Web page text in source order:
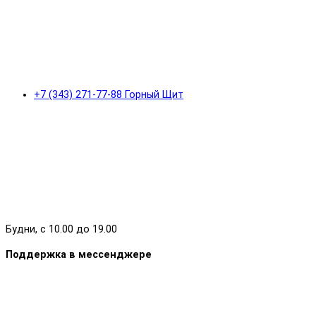
+7 (343) 271-77-88 Горный Щит
Будни, с 10.00 до 19.00
Поддержка в мессенджере